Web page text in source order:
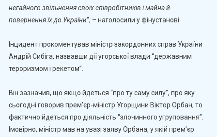
негайного звільнення своїх співробітників і майна й
повернення їх до України“, – наголосили у фінустанові.
Інцидент прокоментував міністр закордонних справ України
Андрій Сибіга, назвавши дії угорської влади “державним
тероризмом і рекетом”.
Він зазначив, що якщо йдеться “про ту саму силу”, про яку
сьогодні говорив прем’єр-міністр Угорщини Віктор Орбан, то
фактично йдеться про діяльність “злочинного угруповання”.
Імовірно, міністр мав на увазі заяву Орбана, у якій прем’єр